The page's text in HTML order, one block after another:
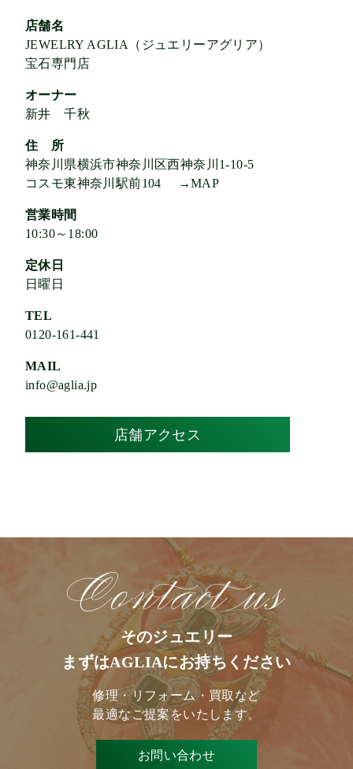
店舗名
JEWELRY AGLIA（ジュエリーアグリア）
宝石専門店
オーナー
新井 千秋
住 所
神奈川県横浜市神奈川区西神奈川1-10-5
コスモ東神奈川駅前104
→MAP
営業時間
10:30～18:00
定休日
日曜日
TEL
0120-161-441
MAIL
info@aglia.jp
店舗アクセス
そのジュエリー
まずはAGLIAにお持ちください
修理・リフォーム・買取など
最適なご提案をいたします。
お問い合わせ